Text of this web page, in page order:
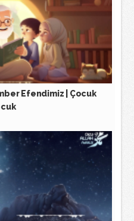
Efendimiz | Çocuk